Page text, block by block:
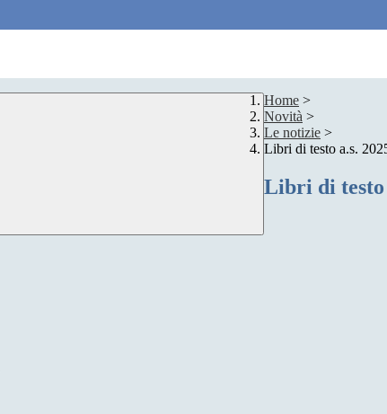
Home >
Novità >
Le notizie >
Libri di testo a.s.
Libri di testo